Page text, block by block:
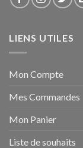
LIENS UTILES
Mon Compte
Mes Commandes
Mon Panier
Liste de souhaits